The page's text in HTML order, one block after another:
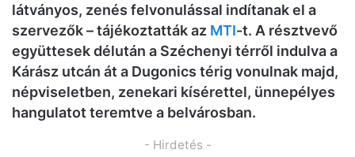
látványos, zenés felvonulással indítanak el a
szervezők – tájékoztatták az MTI-t. A résztvevő
együttesek délután a Széchenyi térről indulva a
Kárász utcán át a Dugonics térig vonulnak majd,
népviseletben, zenekari kísérettel, ünnepélyes
hangulatot teremtve a belvárosban.
- Hirdetés -